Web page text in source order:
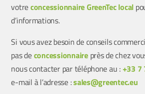
votreconcessionnaire GreenTec local
d’informations.
Si vous avez besoin de conseils
pas deconcessionnaire près de chez
nous contacter par téléphone au :+33 7
e-mail à l’adresse :sales@greentec.eu